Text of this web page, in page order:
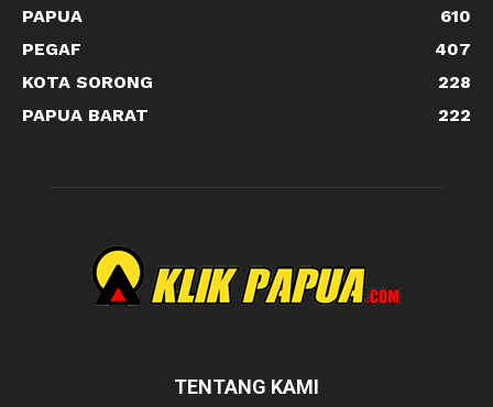
PAPUA
610
PEGAF
407
KOTA SORONG
228
PAPUA BARAT
222
TENTANG KAMI